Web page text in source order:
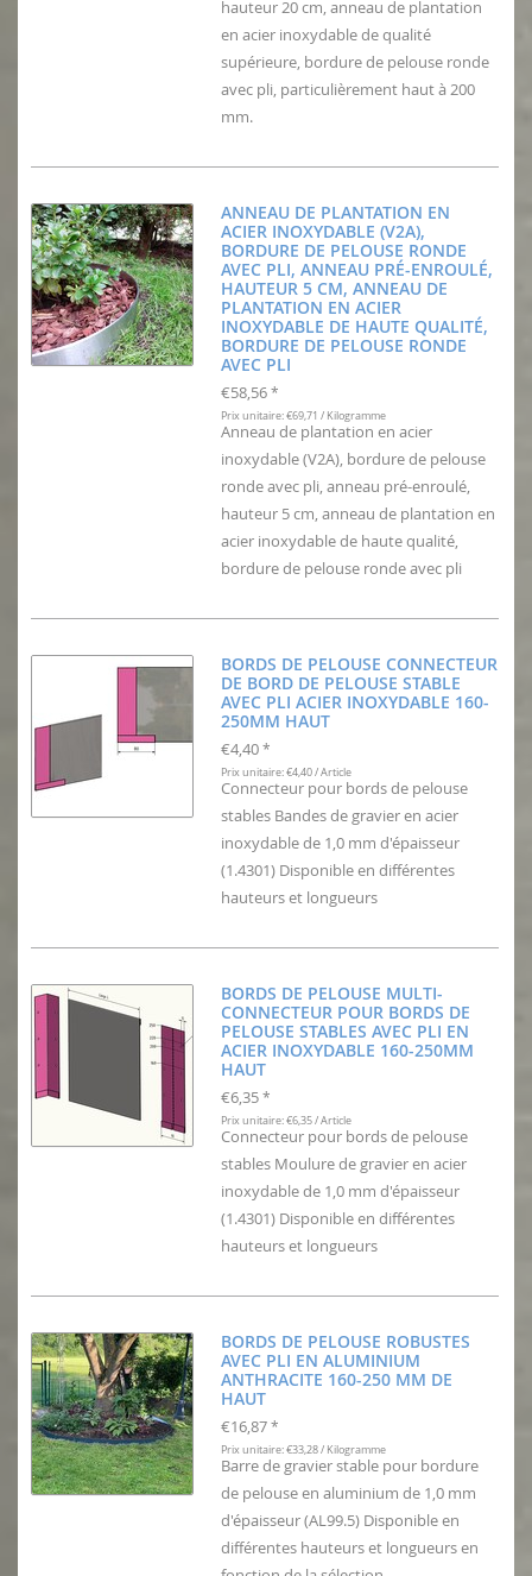
hauteur 20 cm, anneau de plantation
en acier inoxydable de qualité
supérieure, bordure de pelouse ronde
avec pli, particulièrement haut à 200
mm.
ANNEAU DE PLANTATION EN
ACIER INOXYDABLE (V2A),
BORDURE DE PELOUSE RONDE
AVEC PLI, ANNEAU PRÉ-ENROULÉ,
HAUTEUR 5 CM, ANNEAU DE
PLANTATION EN ACIER
INOXYDABLE DE HAUTE QUALITÉ,
BORDURE DE PELOUSE RONDE
AVEC PLI
€58,56 *
Prix unitaire: €69,71 / Kilogramme
Anneau de plantation en acier
inoxydable (V2A), bordure de pelouse
ronde avec pli, anneau pré-enroulé,
hauteur 5 cm, anneau de plantation en
acier inoxydable de haute qualité,
bordure de pelouse ronde avec pli
BORDS DE PELOUSE CONNECTEUR
DE BORD DE PELOUSE STABLE
AVEC PLI ACIER INOXYDABLE 160-
250MM HAUT
€4,40 *
Prix unitaire: €4,40 / Article
Connecteur pour bords de pelouse
stables Bandes de gravier en acier
inoxydable de 1,0 mm d'épaisseur
(1.4301) Disponible en différentes
hauteurs et longueurs
BORDS DE PELOUSE MULTI-
CONNECTEUR POUR BORDS DE
PELOUSE STABLES AVEC PLI EN
ACIER INOXYDABLE 160-250MM
HAUT
€6,35 *
Prix unitaire: €6,35 / Article
Connecteur pour bords de pelouse
stables Moulure de gravier en acier
inoxydable de 1,0 mm d'épaisseur
(1.4301) Disponible en différentes
hauteurs et longueurs
BORDS DE PELOUSE ROBUSTES
AVEC PLI EN ALUMINIUM
ANTHRACITE 160-250 MM DE
HAUT
€16,87 *
Prix unitaire: €33,28 / Kilogramme
Barre de gravier stable pour bordure
de pelouse en aluminium de 1,0 mm
d'épaisseur (AL99.5) Disponible en
différentes hauteurs et longueurs en